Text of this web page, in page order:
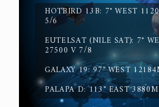
السنة ومهيمنٌ عليها.. ليس
EUTELSAT (NILE SAT): 7°
27500 V 7/8
GALAXY 19: 97° WEST
PALAPA D: 113° EAST